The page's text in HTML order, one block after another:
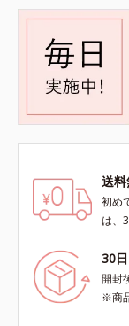
送
初め
は、
30
開封
※商